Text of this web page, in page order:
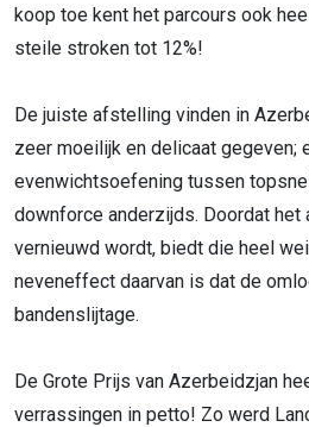
koop toe kent het parcours ook
steile stroken tot 12%!
De juiste afstelling vinden in
zeer moeilijk en delicaat gegeven;
evenwichtsoefening tussen
downforce anderzijds. Doordat
vernieuwd wordt, biedt die heel
neveneffect daarvan is dat de
bandenslijtage.
De Grote Prijs van Azerbeidzjan
verrassingen in petto! Zo werd